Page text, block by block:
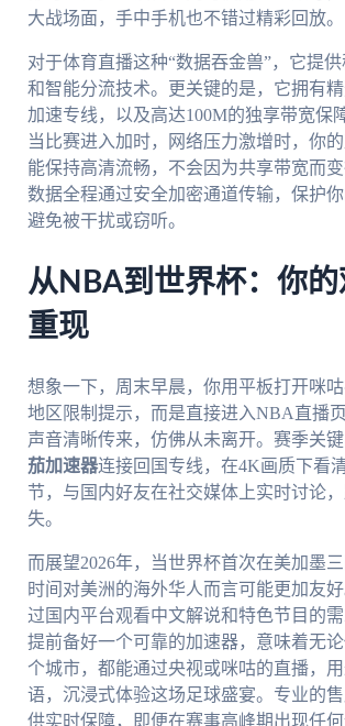
大战场面，手中手机也不错过精彩回放。
对于体育直播这种“数据吞金兽”，它提
和智能分流技术。更关键的是，它拥有
加速专线，以及高达100M的独享带宽保
当比赛进入加时，网络压力激增时，你
能保持高清流畅，不会因为共享带宽而变
数据全程通过安全加密通道传输，保护你
避免被干扰或窃听。
从NBA到世界杯：你
重现
想象一下，周末早晨，你用平板打开咪
地区限制提示，而是直接进入NBA直播
声音清晰传来，仿佛从未离开。赛季关
茄加速器连接回国专线，在4K画质下看
节，与国内好友在社交媒体上实时讨论
失。
而展望2026年，当世界杯首次在美加墨
时间对美洲的海外华人而言可能更加友
过国内平台观看中文解说和特色节目的需
提前备好一个可靠的加速器，意味着无
个城市，都能通过央视或咪咕的直播，
语，沉浸式体验这场足球盛宴。专业的
供实时保障，即便在赛事高峰期出现任